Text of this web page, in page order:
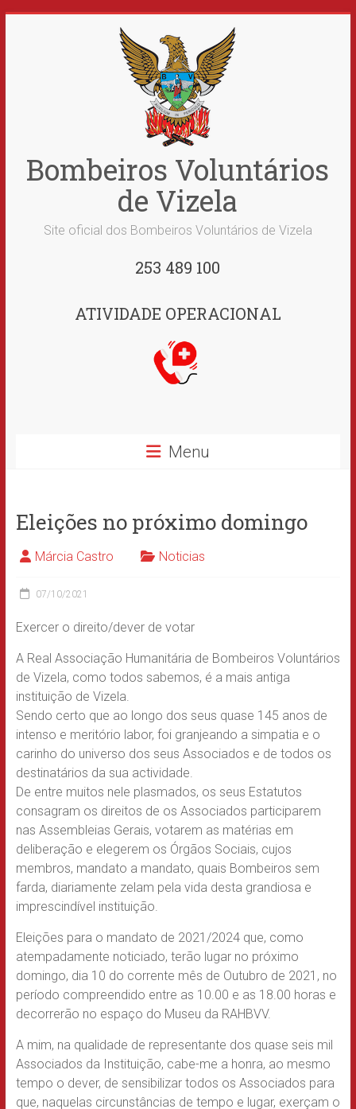
Bombeiros Voluntários
de Vizela
Site oficial dos Bombeiros Voluntários de Vizela
253 489 100
ATIVIDADE OPERACIONAL
Menu
Eleições no próximo domingo
Márcia Castro Noticias
07/10/2021
Exercer o direito/dever de votar
A Real Associação Humanitária de Bombeiros Voluntários
de Vizela, como todos sabemos, é a mais antiga
instituição de Vizela.
Sendo certo que ao longo dos seus quase 145 anos de
intenso e meritório labor, foi granjeando a simpatia e o
carinho do universo dos seus Associados e de todos os
destinatários da sua actividade.
De entre muitos nele plasmados, os seus Estatutos
consagram os direitos de os Associados participarem
nas Assembleias Gerais, votarem as matérias em
deliberação e elegerem os Órgãos Sociais, cujos
membros, mandato a mandato, quais Bombeiros sem
farda, diariamente zelam pela vida desta grandiosa e
imprescindível instituição.
Eleições para o mandato de 2021/2024 que, como
atempadamente noticiado, terão lugar no próximo
domingo, dia 10 do corrente mês de Outubro de 2021, no
período compreendido entre as 10.00 e as 18.00 horas e
decorrerão no espaço do Museu da RAHBVV.
A mim, na qualidade de representante dos quase seis mil
Associados da Instituição, cabe-me a honra, ao mesmo
tempo o dever, de sensibilizar todos os Associados para
que, naquelas circunstâncias de tempo e lugar, exerçam o